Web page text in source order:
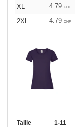
XL
4.79 CHF
2XL
4.79 CHF
Taille 1-11